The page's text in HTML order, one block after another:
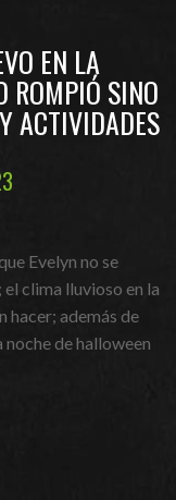
EN LA
ROMPIÓ SINO
ACTIVIDADES
Evelyn no se
clima lluvioso en la
hacer; además de
de halloween